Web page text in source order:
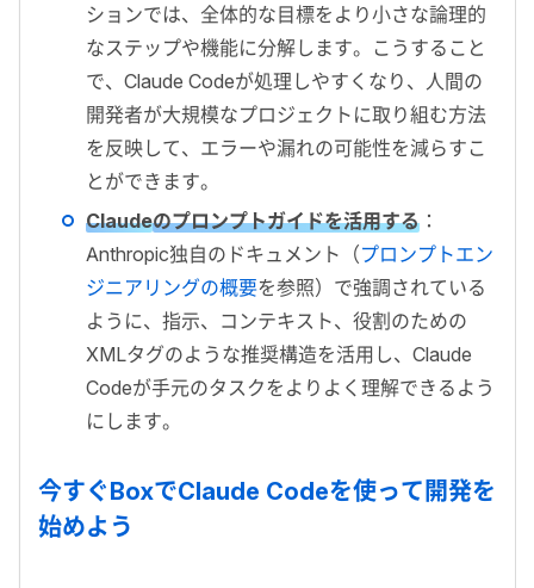
ションでは、全体的な目標をより小さな論理的
なステップや機能に分解します。こうすること
で、Claude Codeが処理しやすくなり、人間の
開発者が大規模なプロジェクトに取り組む方法
を反映して、エラーや漏れの可能性を減らすこ
とができます。
Claudeのプロンプトガイドを活用する ：
Anthropic独自のドキュメント（プロンプトエン
ジニアリングの概要を参照）で強調されている
ように、指示、コンテキスト、役割のための
XMLタグのような推奨構造を活用し、Claude
Codeが手元のタスクをよりよく理解できるよう
にします。
今すぐBoxでClaude Codeを使って開発を
始めよう